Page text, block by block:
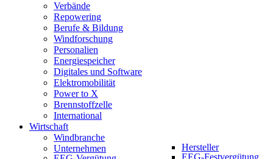
Verbände
Repowering
Berufe & Bildung
Windforschung
Personalien
Energiespeicher
Digitales und Software
Elektromobilität
Power to X
Brennstoffzelle
International
Wirtschaft
Windbranche
Unternehmen
Hersteller
EEG-Festvergütung